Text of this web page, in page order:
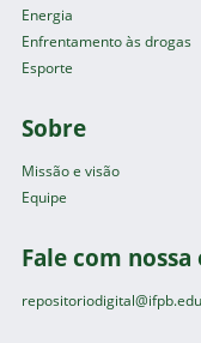
Energia
Enfrentamento às drogas
Esporte
Sobre
Missão e visão
Equipe
Fale com